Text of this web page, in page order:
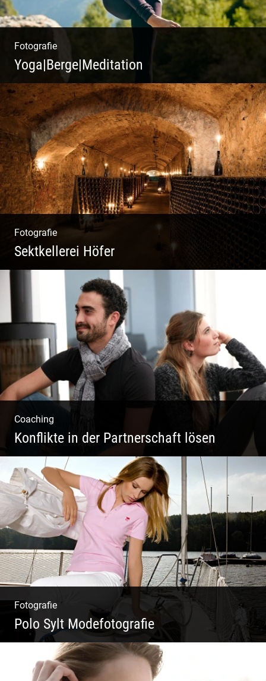
Fotografie
Yoga|Berge|Meditation
Freiheit genießen | Körper, Geist und Energie
| Ruhe und Entspannung | Bewusstsein für
Natur
Fotografie
Sektkellerei Höfer
Sekt Perlen | Tiefe Keller | Coole Kerle |
Idyllische Weinberge
Coaching
Konflikte in der Partnerschaft lösen
Paar Coaching – Der Weg in die Leichtigkeit
und Harmonie
Fotografie
Polo Sylt Modefotografie
Polo Sylt Modefotografie